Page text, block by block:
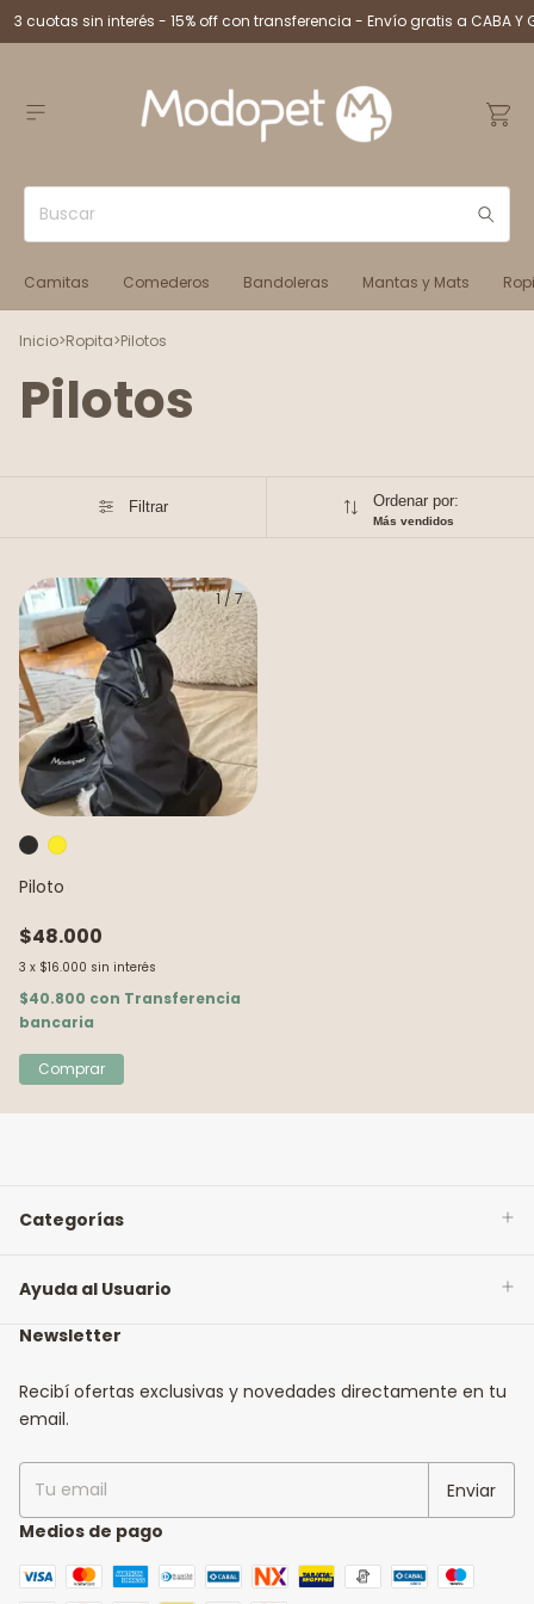
3 cuotas sin interés - 15% off con transferencia - Envío gratis a CABA Y
Camitas Comederos Bandoleras Mantas y Mats
Inicio>Ropita>Pilotos
Pilotos
Filtrar Ordenar por:
Más vendidos
1/7
Piloto
$48.000
3 x $16.000 sin interés
$40.800 con Transferencia
bancaria
Comprar
Categorías
Ayuda al Usuario
Newsletter
Recibí ofertas exclusivas y novedades directamente en tu
email.
Medios de pago